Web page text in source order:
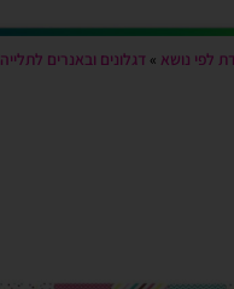
לפי נושא » דגלונים ובאנרים לתלייה